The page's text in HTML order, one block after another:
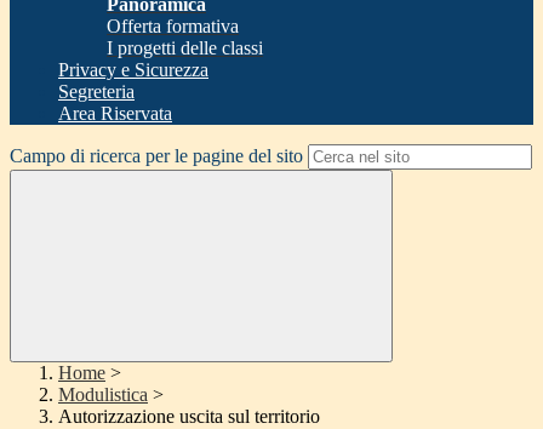
Panoramica
Offerta formativa
I progetti delle classi
Privacy e Sicurezza
Segreteria
Area Riservata
Campo di ricerca per le pagine del sito
Home >
Modulistica >
Autorizzazione uscita sul territorio